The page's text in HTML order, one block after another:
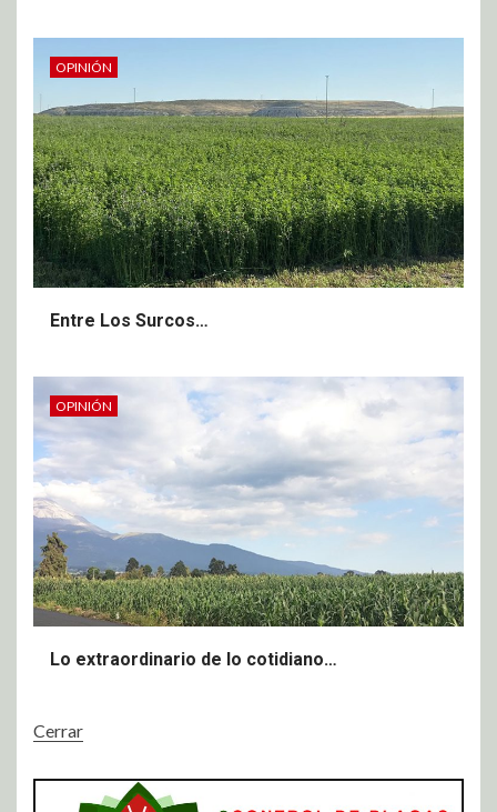
OPINIÓN
Entre Los Surcos…
OPINIÓN
Lo extraordinario de lo cotidiano…
Cerrar